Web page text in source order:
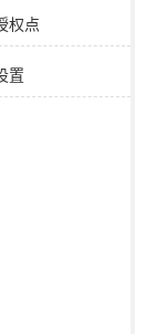
权点
置